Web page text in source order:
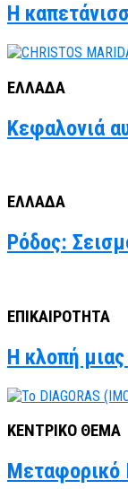
Η
ΕΛΛΑΔΑ
Κεφαλονιά
ΕΛΛΑΔΑ
Ρόδος:
ΕΠΙΚΑΙΡΟΤΗΤΑ
Η κλοπή
ΚΕΝΤΡΙΚΟ ΘΕΜΑ
Μεταφορικό